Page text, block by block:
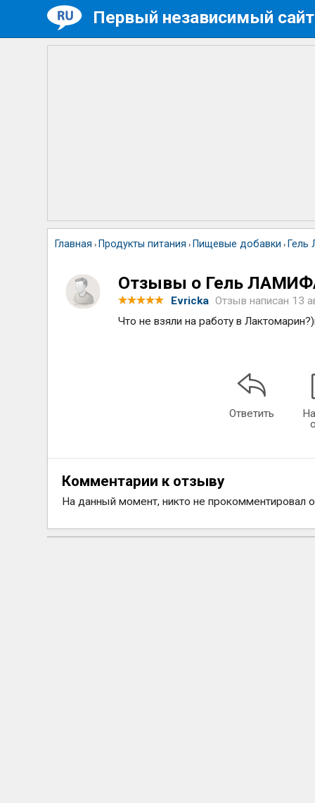
Первый независимый
Главная › Продукты питания › Пищевые добавки ›
Отзывы о Гель
Evricka Отзыв написан 13
Что не взяли на работу в
Ответить
Комментарии к отзыву
На данный момент, никто не прокомментировал